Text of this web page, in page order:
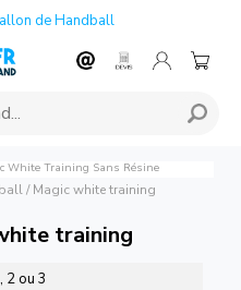
de Handball
White Training Sans Résine
/ Magic white training
training
2 ou 3